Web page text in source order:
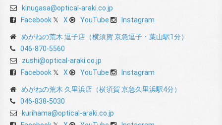
kinugasa@optical-araki.co.jp
Facebook
X YouTube Instagram
めがねの荒木 逗子店（横須賀 京急逗子・葉山駅1分）
046-870-5560
zushi@optical-araki.co.jp
Facebook
X YouTube Instagram
めがねの荒木 久里浜店（横須賀 京急久里浜駅4分）
046-838-5030
kurihama@optical-araki.co.jp